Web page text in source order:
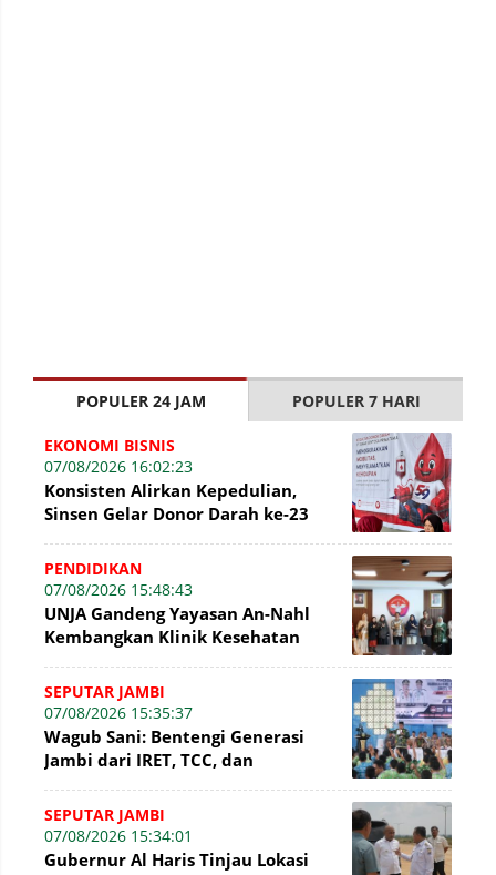
POPULER 24 JAM POPULER 7 HARI
EKONOMI BISNIS
07/08/2026 16:02:23
Konsisten Alirkan Kepedulian,
Sinsen Gelar Donor Darah ke-23
Sinsen
PENDIDIKAN
07/08/2026 15:48:43
UNJA Gandeng Yayasan An-Nahl
Kembangkan Klinik Kesehatan
SEPUTAR JAMBI
07/08/2026 15:35:37
Wagub Sani: Bentengi Generasi
Jambi dari IRET, TCC, dan
SEPUTAR JAMBI
07/08/2026 15:34:01
Gubernur Al Haris Tinjau Lokasi